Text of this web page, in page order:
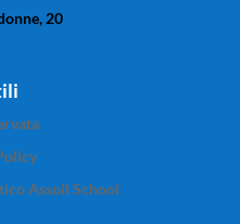
20
Assoil School